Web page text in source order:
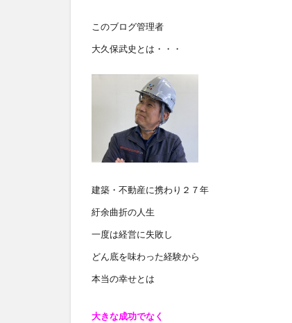
このブログ管理者
大久保武史とは・・・
建築・不動産に携わり２７年
紆余曲折の人生
一度は経営に失敗し
どん底を味わった経験から
本当の幸せとは
大きな成功でなく